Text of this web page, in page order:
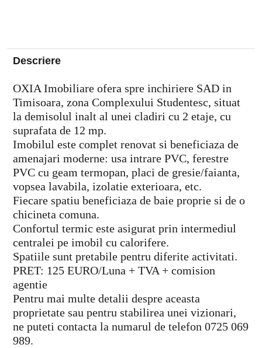
Descriere
OXIA Imobiliare ofera spre inchiriere SAD in
Timisoara, zona Complexului Studentesc, situat
la demisolul inalt al unei cladiri cu 2 etaje, cu
suprafata de 12 mp.
Imobilul este complet renovat si beneficiaza de
amenajari moderne: usa intrare PVC, ferestre
PVC cu geam termopan, placi de gresie/faianta,
vopsea lavabila, izolatie exterioara, etc.
Fiecare spatiu beneficiaza de baie proprie si de o
chicineta comuna.
Confortul termic este asigurat prin intermediul
centralei pe imobil cu calorifere.
Spatiile sunt pretabile pentru diferite activitati.
PRET: 125 EURO/Luna + TVA + comision
agentie
Pentru mai multe detalii despre aceasta
proprietate sau pentru stabilirea unei vizionari,
ne puteti contacta la numarul de telefon 0725 069
989.